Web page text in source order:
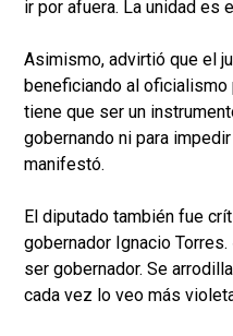
ir por afuera. La unidad es
Asimismo, advirtió que el
beneficiando al
tiene que ser un
gobernando ni para
manifestó.
El diputado también fue
gobernador Ignacio
ser gobernador. Se
cada vez lo veo más